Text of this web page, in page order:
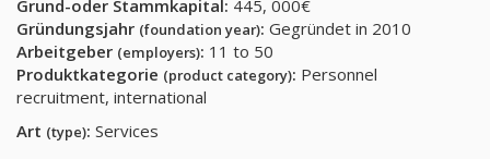
Grund-oder Stammkapital: 445, 000€
Gründungsjahr (foundation year): Gegründet in 2010
Arbeitgeber (employers): 11 to 50
Produktkategorie (product category): Personnel
recruitment, international
Art (type): Services